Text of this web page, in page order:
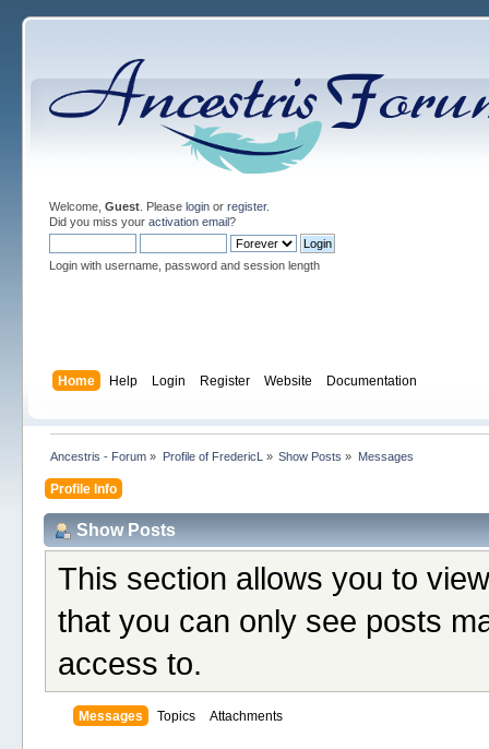
Welcome, Guest. Please loginor register.
Did you miss your activation email?
Login with username, password and session length
Home Help Login Register Website Documentation
Ancestris - Forum » Profile of FredericL » Show Posts » Messages
Profile Info
Show Posts
This section allows you to
that you can only see posts
access to.
Messages Topics Attachments